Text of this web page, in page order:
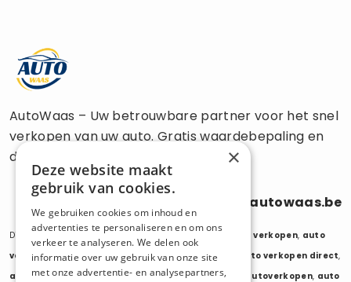
AutoWaas – Uw betrouwbare partner voor het snel
verkopen van uw auto. Gratis waardebepaling en
directe uitbetaling.
info@autowaas.be
Diensten: auto verkopen auto export verkopen, auto
verkopen export,auto verkopen zonder keuring auto verkopen direct,
auto tweedehands verkopen,mijn auto verkopen autoverkopen, auto
×
Deze website maakt
gebruik van cookies.
We gebruiken cookies om inhoud en
advertenties te personaliseren en om ons
verkeer te analyseren. We delen ook
informatie over uw gebruik van onze site
met onze advertentie- en analysepartners,